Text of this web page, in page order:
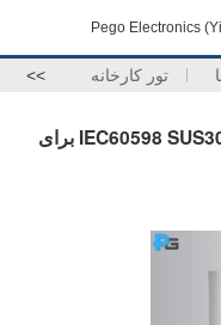
Pego Electronics
تور کارخانه >>
تستر نازل اسپری IEC60598 SUS304 IPX3 IPX4 150L برای